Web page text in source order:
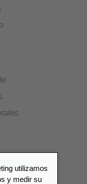
utilizamos
y medir su